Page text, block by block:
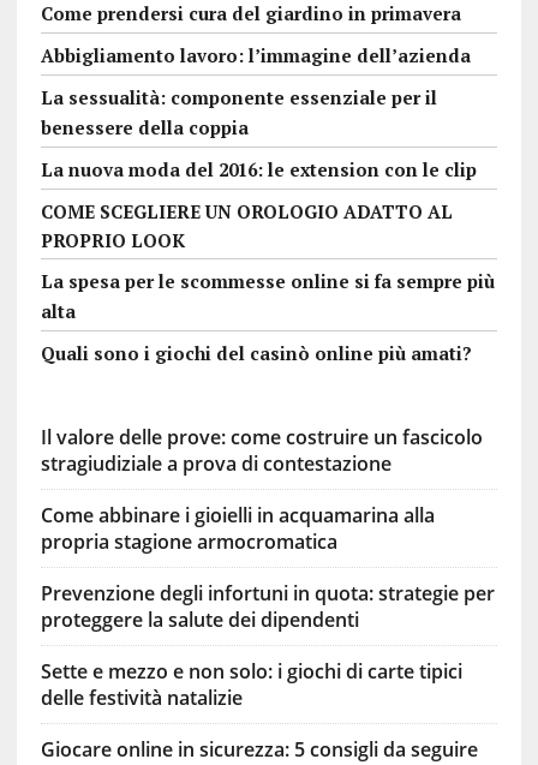
Come prendersi cura del giardino in primavera
Abbigliamento lavoro: l’immagine dell’azienda
La sessualità: componente essenziale per il
benessere della coppia
La nuova moda del 2016: le extension con le clip
COME SCEGLIERE UN OROLOGIO ADATTO AL
PROPRIO LOOK
La spesa per le scommesse online si fa sempre più
alta
Quali sono i giochi del casinò online più amati?
Il valore delle prove: come costruire un fascicolo
stragiudiziale a prova di contestazione
Come abbinare i gioielli in acquamarina alla
propria stagione armocromatica
Prevenzione degli infortuni in quota: strategie per
proteggere la salute dei dipendenti
Sette e mezzo e non solo: i giochi di carte tipici
delle festività natalizie
Giocare online in sicurezza: 5 consigli da seguire